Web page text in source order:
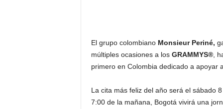
El grupo colombiano Monsieur Periné,
múltiples ocasiones a los GRAMMYS®,
primero en Colombia dedicado a apoyar
La cita más feliz del año será el sábado
7:00 de la mañana, Bogotá vivirá una